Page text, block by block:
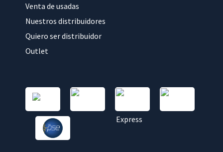
Venta de usadas
Nuestros distribuidores
Quiero ser distribuidor
Outlet